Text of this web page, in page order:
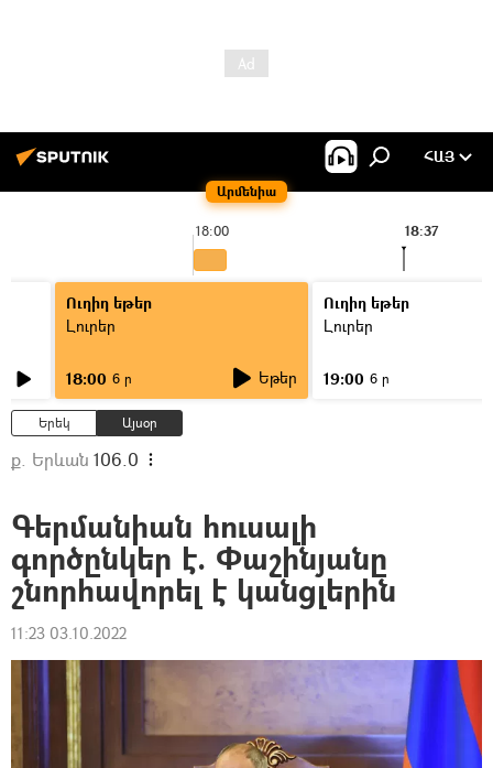
Արմենիա
ՀԱՅ
18:00 18:37
Ուղիղ եթեր
Լուրեր
18:00 6 ր Եթեր
Ուղիղ եթեր
Լուրեր
19:00 6 ր
Երեկ Այսօր
ք. Երևան 106.0
Գերմանիան հուսալի
գործընկեր է. Փաշինյանը
շնորհավորել է կանցլերին
11:23 03.10.2022